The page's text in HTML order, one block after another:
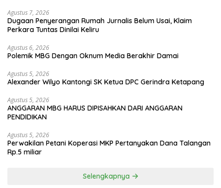
Agustus 7, 2026
Dugaan Penyerangan Rumah Jurnalis Belum Usai, Klaim
Perkara Tuntas Dinilai Keliru
Agustus 6, 2026
Polemik MBG Dengan Oknum Media Berakhir Damai
Agustus 5, 2026
Alexander Wilyo Kantongi SK Ketua DPC Gerindra Ketapang
Agustus 5, 2026
ANGGARAN MBG HARUS DIPISAHKAN DARI ANGGARAN
PENDIDIKAN
Agustus 5, 2026
Perwakilan Petani Koperasi MKP Pertanyakan Dana Talangan
Rp.5 miliar
Selengkapnya